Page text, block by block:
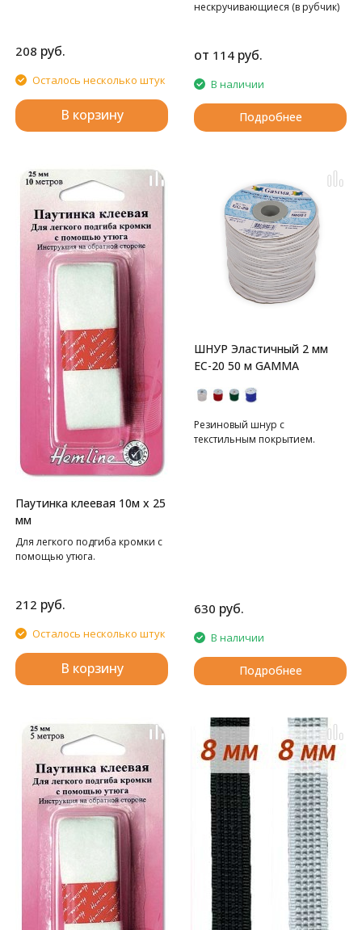
208 руб.
Осталось несколько штук
В корзину
нескручивающиеся (в рубчик)
от 114 руб.
В наличии
Подробнее
Паутинка клеевая 10м х 25
мм
Для легкого подгиба кромки с
помощью утюга.
212 руб.
Осталось несколько штук
В корзину
ШНУР Эластичный 2 мм
EC-20 50 м GAMMA
Резиновый шнур с
текстильным покрытием.
630 руб.
В наличии
Подробнее